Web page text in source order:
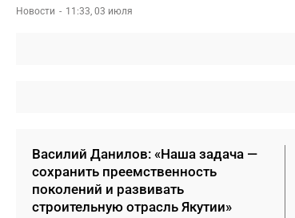
Новости 11:33, 03 июля
Василий Данилов: «Наша задача —
сохранить преемственность
поколений и развивать
строительную отрасль Якутии»